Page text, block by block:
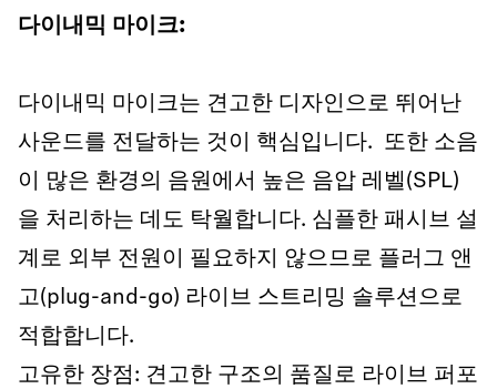
다이내믹 마이크:
다이내믹 마이크는 견고한 디자인으로 뛰어난
사운드를 전달하는 것이 핵심입니다. 또한 소음
이 많은 환경의 음원에서 높은 음압 레벨(SPL)
을 처리하는 데도 탁월합니다. 심플한 패시브 설
계로 외부 전원이 필요하지 않으므로 플러그 앤
고(plug-and-go) 라이브 스트리밍 솔루션으로
적합합니다.
고유한 장점: 견고한 구조의 품질로 라이브 퍼포